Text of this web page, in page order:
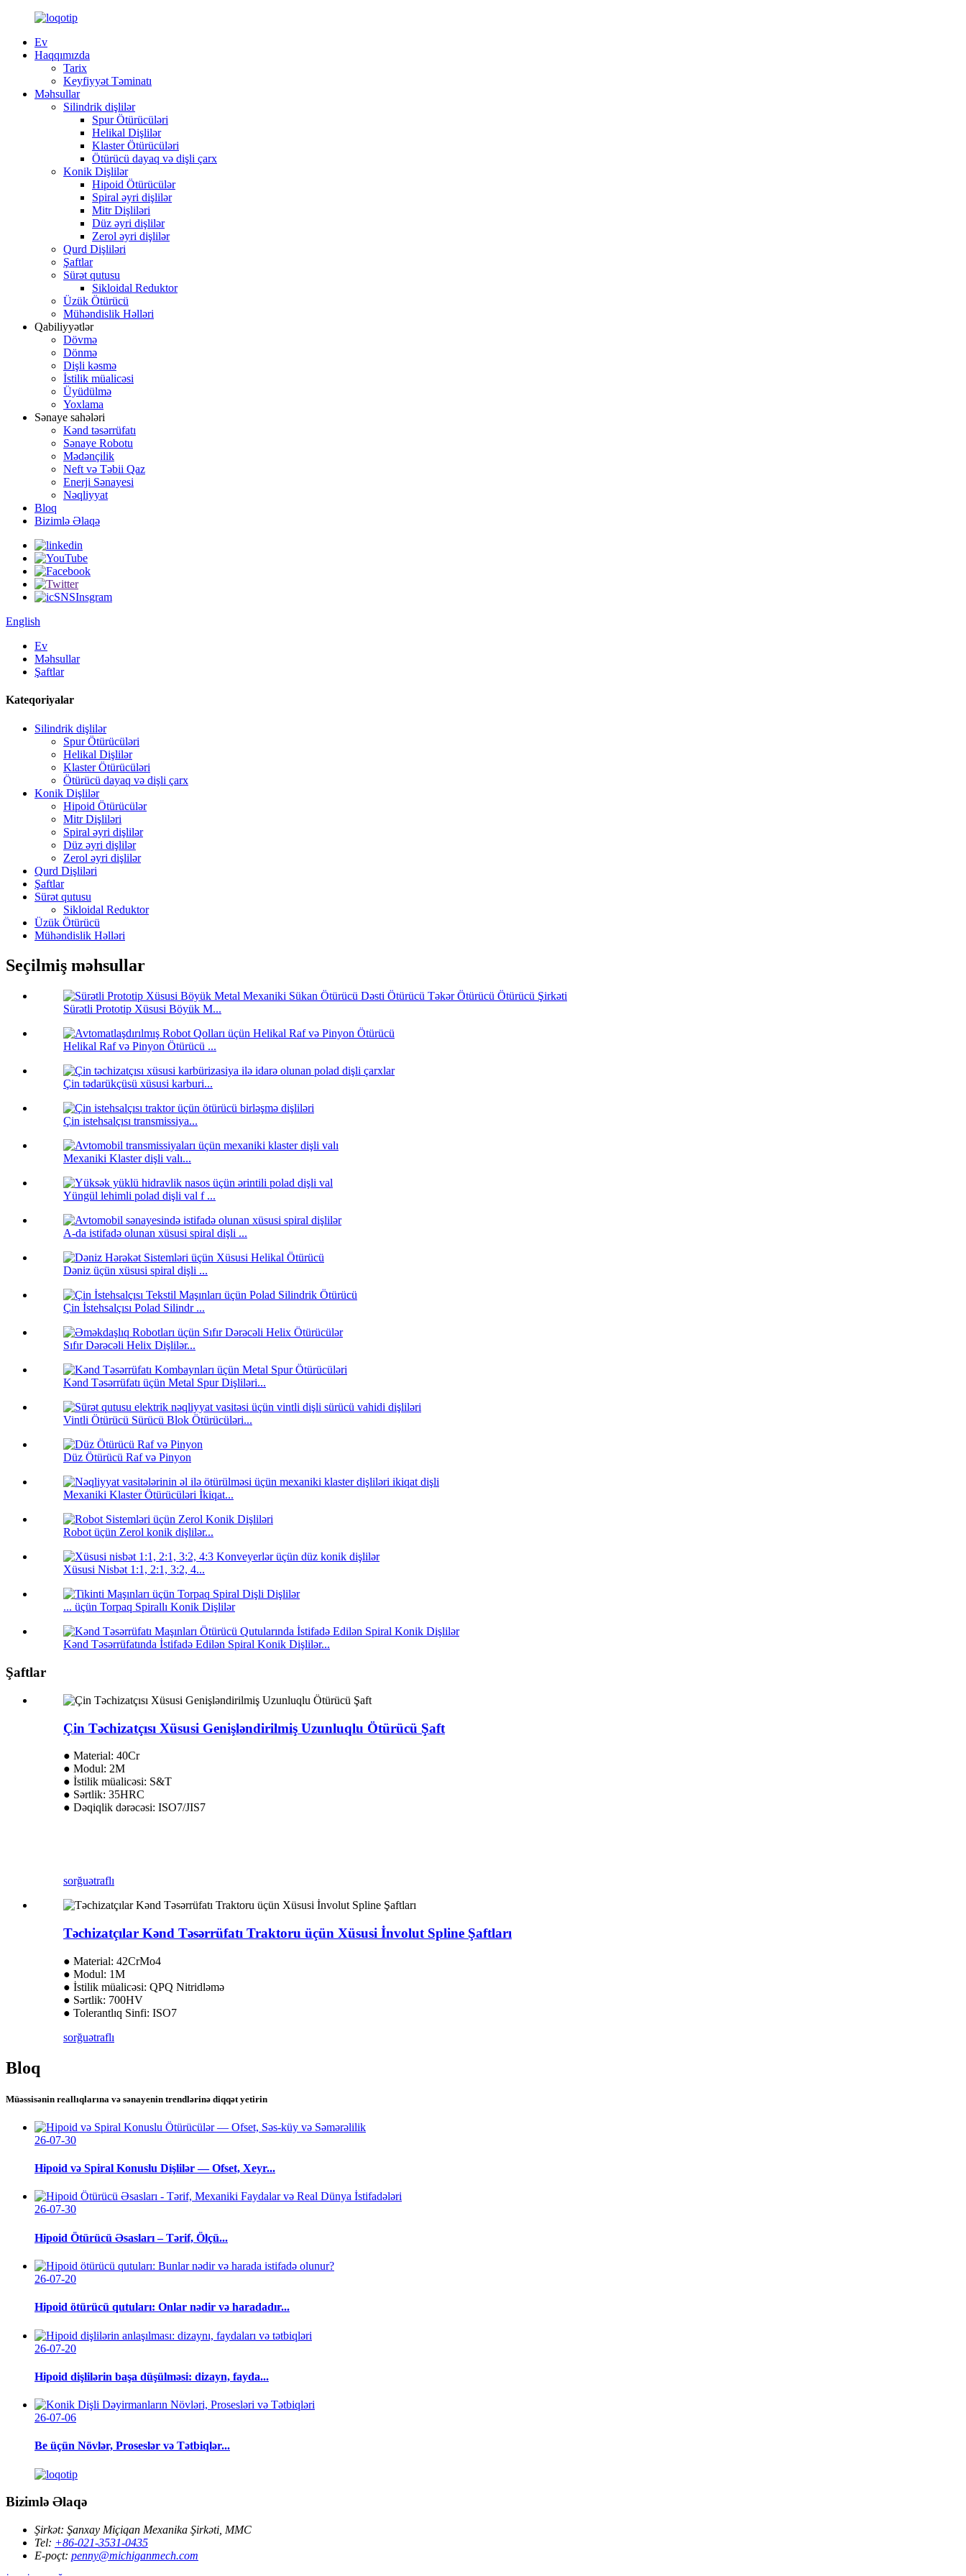
Ev
Haqqımızda
Tarix
Keyfiyyət Təminatı
Məhsullar
Silindrik dişlilər
Spur Ötürücüləri
Helikal Dişlilər
Klaster Ötürücüləri
Ötürücü dayaq və dişli çarx
Konik Dişlilər
Hipoid Ötürücülər
Spiral əyri dişlilər
Mitr Dişliləri
Düz əyri dişlilər
Zerol əyri dişlilər
Qurd Dişliləri
Şaftlar
Sürət qutusu
Sikloidal Reduktor
Üzük Ötürücü
Mühəndislik Həlləri
Qabiliyyətlər
Dövmə
Dönmə
Dişli kəsmə
İstilik müalicəsi
Üyüdülmə
Yoxlama
Sənaye sahələri
Kənd təsərrüfatı
Sənaye Robotu
Mədənçilik
Neft və Təbii Qaz
Enerji Sənayesi
Nəqliyyat
Bloq
Bizimlə Əlaqə
English
Ev
Məhsullar
Şaftlar
Kateqoriyalar
Silindrik dişlilər
Spur Ötürücüləri
Helikal Dişlilər
Klaster Ötürücüləri
Ötürücü dayaq və dişli çarx
Konik Dişlilər
Hipoid Ötürücülər
Mitr Dişliləri
Spiral əyri dişlilər
Düz əyri dişlilər
Zerol əyri dişlilər
Qurd Dişliləri
Şaftlar
Sürət qutusu
Sikloidal Reduktor
Üzük Ötürücü
Mühəndislik Həlləri
Seçilmiş məhsullar
Sürətli Prototip Xüsusi Böyük M...
Helikal Raf və Pinyon Ötürücü ...
Çin tədarükçüsü xüsusi karburi...
Çin istehsalçısı transmissiya...
Mexaniki Klaster dişli valı...
Yüngül lehimli polad dişli val f ...
A-da istifadə olunan xüsusi spiral dişli ...
Dəniz üçün xüsusi spiral dişli ...
Çin İstehsalçısı Polad Silindr ...
Sıfır Dərəcəli Helix Dişlilər...
Kənd Təsərrüfatı üçün Metal Spur Dişliləri...
Vintli Ötürücü Sürücü Blok Ötürücüləri...
Düz Ötürücü Raf və Pinyon
Mexaniki Klaster Ötürücüləri İkiqat...
Robot üçün Zerol konik dişlilər...
Xüsusi Nisbət 1:1, 2:1, 3:2, 4...
... üçün Torpaq Spirallı Konik Dişlilər
Kənd Təsərrüfatında İstifadə Edilən Spiral Konik Dişlilər...
Şaftlar
Çin Təchizatçısı Xüsusi Genişləndirilmiş Uzunluqlu Ötürücü Şaft
● Material: 40Cr
● Modul: 2M
● İstilik müalicəsi: S&T
● Sərtlik: 35HRC
● Dəqiqlik dərəcəsi: ISO7/JIS7
sorğuətraflı
Təchizatçılar Kənd Təsərrüfatı Traktoru üçün Xüsusi İnvolut Spline Şaftları
● Material: 42CrMo4
● Modul: 1M
● İstilik müalicəsi: QPQ Nitridləmə
● Sərtlik: 700HV
● Tolerantlıq Sinfi: ISO7
sorğuətraflı
Bloq
Müəssisənin reallıqlarına və sənayenin trendlərinə diqqət yetirin
26-07-30
Hipoid və Spiral Konuslu Dişlilər — Ofset, Xeyr...
26-07-30
Hipoid Ötürücü Əsasları – Tərif, Ölçü...
26-07-20
Hipoid ötürücü qutuları: Onlar nədir və haradadır...
26-07-20
Hipoid dişlilərin başa düşülməsi: dizayn, fayda...
26-07-06
Be üçün Növlər, Proseslər və Tətbiqlər...
Bizimlə Əlaqə
Şirkət: Şanxay Miçiqan Mexanika Şirkəti, MMC
Tel: +86-021-3531-0435
E-poçt: penny@michiganmech.com